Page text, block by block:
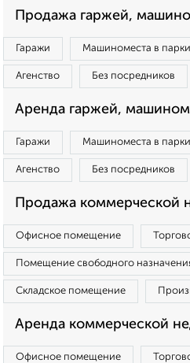
Продажа гаржей,
Гаражи Машиноместа в
Агенство Без посредников
Аренда гаржей,
Гаражи Машиноместа в
Агенство Без посредников
Продажа коммерческой
Офисное помещение
Помещение свободного
Складское помещение
Аренда коммерческой
Офисное помещение